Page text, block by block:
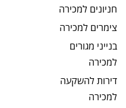
חניונים למכירה
צימרים למכירה
בנייני מגורים
למכירה
דירות להשקעה
למכירה